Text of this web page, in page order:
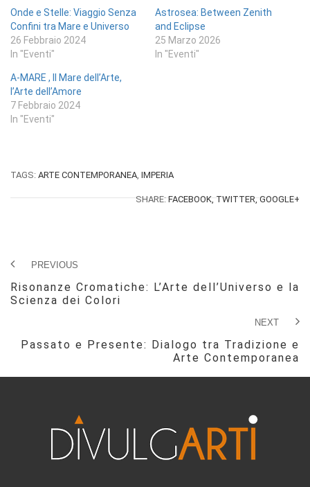
Onde e Stelle: Viaggio Senza
Confini tra Mare e Universo
26 Febbraio 2024
In "Eventi"
Astrosea: Between Zenith
and Eclipse
25 Marzo 2026
In "Eventi"
A-MARE , Il Mare dell’Arte,
l’Arte dell’Amore
7 Febbraio 2024
In "Eventi"
TAGS: ARTE CONTEMPORANEA IMPERIA
SHARE:FACEBOOK, TWITTER, GOOGLE+
PREVIOUS
Risonanze Cromatiche: L’Arte dell’Universo e la
Scienza dei Colori
NEXT
Passato e Presente: Dialogo tra Tradizione e
Arte Contemporanea